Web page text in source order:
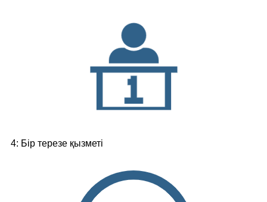
4: Бір терезе қызметі